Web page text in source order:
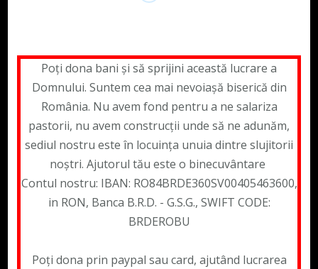
Poți dona bani și să sprijini această lucrare a
Domnului. Suntem cea mai nevoiașă biserică din
România. Nu avem fond pentru a ne salariza
pastorii, nu avem construcții unde să ne adunăm,
sediul nostru este în locuința unuia dintre slujitorii
noștri. Ajutorul tău este o binecuvântare
Contul nostru: IBAN: RO84BRDE360SV00405463600,
in RON, Banca B.R.D. - G.S.G., SWIFT CODE:
BRDEROBU
Poți dona prin paypal sau card, ajutând lucrarea